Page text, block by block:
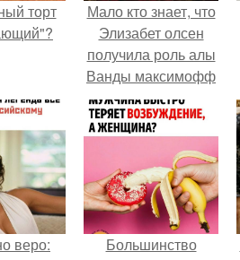
торт
Мало кто знает, что
Элизабет олсен
получила роль алы
Ванды максимофф
не сразу.
веро:
Большинство